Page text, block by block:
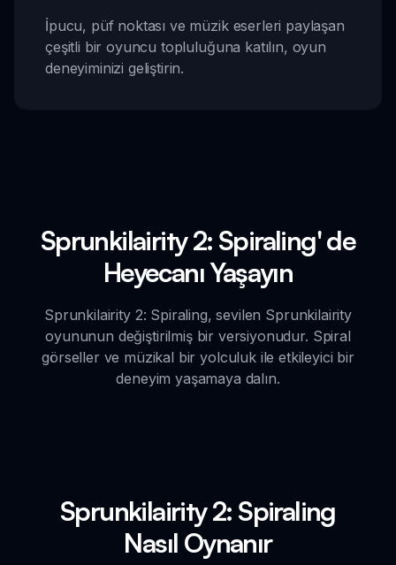
İpucu, püf noktası ve müzik eserleri paylaşan
çeşitli bir oyuncu topluluğuna katılın, oyun
deneyiminizi geliştirin.
Sprunkilairity 2: Spiraling' de
Heyecanı Yaşayın
Sprunkilairity 2: Spiraling, sevilen Sprunkilairity
oyununun değiştirilmiş bir versiyonudur. Spiral
görseller ve müzikal bir yolculuk ile etkileyici bir
deneyim yaşamaya dalın.
Sprunkilairity 2: Spiraling
Nasıl Oynanır